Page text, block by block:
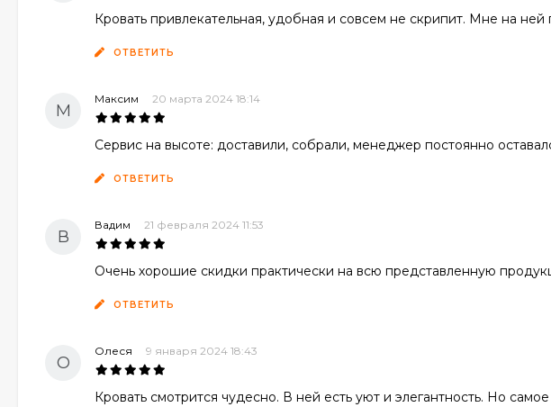
Кровать привлекательная, удобная и совсем не скрипит. Мне на ней
ОТВЕТИТЬ
М
Максим 20 марта 2024 18:14
Сервис на высоте: доставили, собрали, менеджер постоянно
ОТВЕТИТЬ
В
Вадим 21 февраля 2024 11:53
Очень хорошие скидки практически на всю представленную
ОТВЕТИТЬ
О
Олеся 9 января 2024 18:43
Кровать смотрится чудесно. В ней есть уют и элегантность. Но